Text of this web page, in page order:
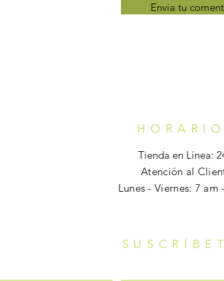
Envia tu
HORARIO
Tienda en Línea:
Atención al
Lunes - Viernes: 7 am